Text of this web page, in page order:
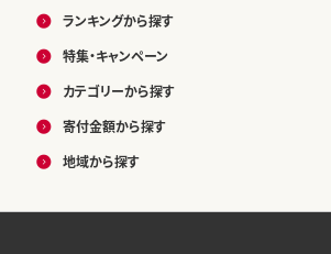
ランキングから探す
特集・キャンペーン
カテゴリーから探す
寄付金額から探す
地域から探す